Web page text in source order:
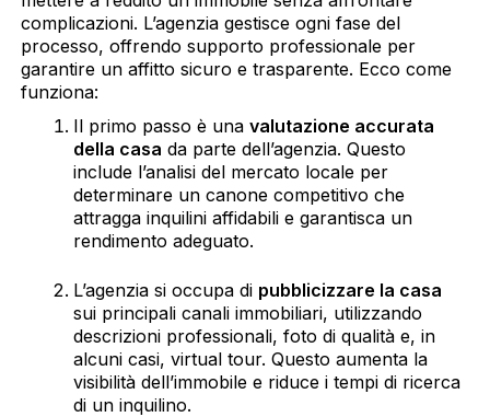
complicazioni. L’agenzia gestisce ogni fase del
processo, offrendo supporto professionale per
garantire un affitto sicuro e trasparente. Ecco come
funziona:
Il primo passo è una valutazione accurata
della casa da parte dell’agenzia. Questo
include l’analisi del mercato locale per
determinare un canone competitivo che
attragga inquilini affidabili e garantisca un
rendimento adeguato.
L’agenzia si occupa di pubblicizzare la casa
sui principali canali immobiliari, utilizzando
descrizioni professionali, foto di qualità e, in
alcuni casi, virtual tour. Questo aumenta la
visibilità dell’immobile e riduce i tempi di ricerca
di un inquilino.